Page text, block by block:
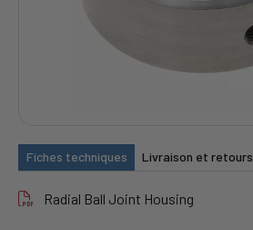
Fiches techniques Livraison et retours
Radial Ball Joint Housing